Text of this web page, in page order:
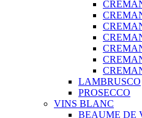
LAMBRUSCO
PROSECCO
VINS BLANC
BEAUME DE